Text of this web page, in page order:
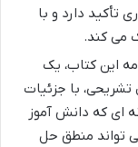
تأکید دارد و با
می کند.
این کتاب، یک
با جزئیات
ای که دانش آموز
تواند منطق حل